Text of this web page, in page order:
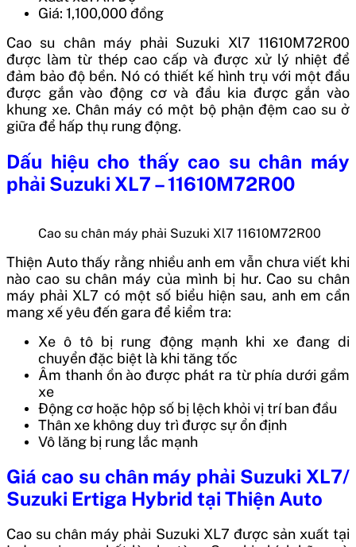
Giá: 1,100,000 đồng
Cao su chân máy phải Suzuki Xl7 11610M72R00
được làm từ thép cao cấp và được xử lý nhiệt để
đảm bảo độ bền. Nó có thiết kế hình trụ với một đầu
được gắn vào động cơ và đầu kia được gắn vào
khung xe. Chân máy có một bộ phận đệm cao su ở
giữa để hấp thụ rung động.
Dấu hiệu cho thấy cao su chân máy
phải Suzuki XL7 – 11610M72R00
Cao su chân máy phải Suzuki Xl7 11610M72R00
Thiện Auto thấy rằng nhiều anh em vẫn chưa viết khi
nào cao su chân máy của mình bị hư. Cao su chân
máy phải XL7 có một số biểu hiện sau, anh em cần
mang xế yêu đến gara để kiểm tra:
Xe ô tô bị rung động mạnh khi xe đang di
chuyển đặc biệt là khi tăng tốc
Âm thanh ồn ào được phát ra từ phía dưới gầm
xe
Động cơ hoặc hộp số bị lệch khỏi vị trí ban đầu
Thân xe không duy trì được sự ổn định
Vô lăng bị rung lắc mạnh
Giá cao su chân máy phải Suzuki XL7/
Suzuki Ertiga Hybrid tại Thiện Auto
Cao su chân máy phải Suzuki XL7 được sản xuất tại